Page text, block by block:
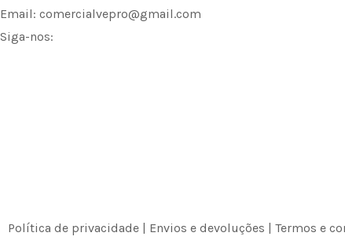
Email: comercialvepro@gmail.com
Siga-nos:
Política de privacidade | Envios e devoluções | Termos e